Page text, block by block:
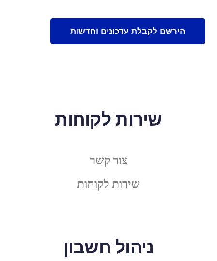
שירות לקוחות
צור קשר
שירות לקוחות
ניהול חשבון